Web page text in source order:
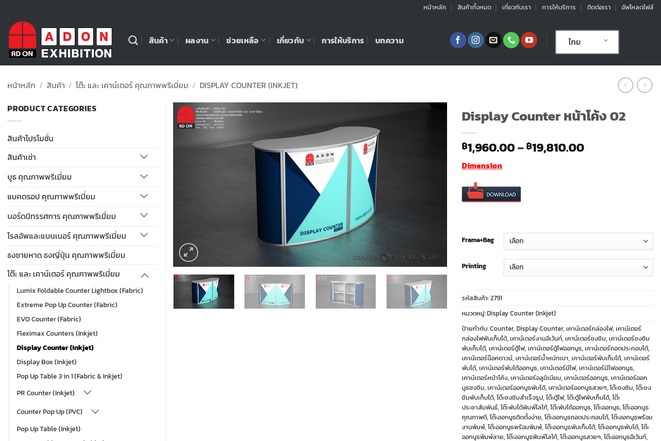
หน้าหลัก สินค้าทั้งหมด เกี่ยวกับเรา การให้บริการ ติดต่อเรา อัพโหลดไฟล์
สินค้า ผลงาน ช่วยเหลือ เกี่ยวกับ การให้บริการ บทความ ไทย
หน้าหลัก / สินค้า / โต๊ะ และ เคาน์เตอร์ คุณภาพพรีเมี่ยม / DISPLAY COUNTER (INKJET)
PRODUCT CATEGORIES
สินค้าโปรโมชั่น
สินค้าเช่า
บูธ คุณภาพพรีเมี่ยม
แบคดรอป คุณภาพพรีเมี่ยม
บอร์ดนิทรรศการ คุณภาพพรีเมี่ยม
โรลอัพและแบนเนอร์ คุณภาพพรีเมี่ยม
ธงชายหาด ธงญี่ปุ่น คุณภาพพรีเมี่ยม
โต๊ะ และ เคาน์เตอร์ คุณภาพพรีเมี่ยม
Lumix Foldable Counter Lightbox (Fabric)
Extreme Pop Up Counter (Fabric)
EVO Counter (Fabric)
Fleximax Counters (Inkjet)
Display Counter (Inkjet)
Display Box (Inkjet)
Pop Up Table 3 in 1 (Fabric & Inkjet)
PR Counter (Inkjet)
Counter Pop Up (PVC)
Pop Up Table (Inkjet)
Display Counter หน้าโค้ง 02
฿1,960.00– ฿19,810.00Price
Dimension
Frame+Bag
Printing
รหัสสินค้า:2791
หมวดหมู่:Display Counter (Inkjet)
ป้ายกำกับ:Counter,Display Counter,เคาน์เตอร์กล่องไฟ,เคาน์เตอร์
กล่องไฟพับเก็บได้,เคาน์เตอร์งานอีเว้นท์,เคาน์เตอร์ชงชิม,เคาน์เตอร์ชงชิม
พับเก็บได้,เคาน์เตอร์ตู้ไฟ,เคาน์เตอร์ตู้ไฟออกบูธ,เคาน์เตอร์ถอดประกอบได้,
เคาน์เตอร์น็อคดาวน์,เคาน์เตอร์น้ำหนักเบา,เคาน์เตอร์พับเก็บได้,เคาน์เตอร์
พับได้,เคาน์เตอร์พับได้ออกบูธ,เคาน์เตอร์มีไฟ,เคาน์เตอร์มีไฟออกบูธ,
เคาน์เตอร์หน้าโค้ง,เคาน์เตอร์อลูมิเนียม,เคาน์เตอร์ออกบูธ,เคาน์เตอร์ออก
บูธชงชิม,เคาน์เตอร์ออกบูธพับได้,เคาน์เตอร์ออกบูธสวยๆ,โต๊ะชงชิม,โต๊ะชง
ชิมพับเก็บได้,โต๊ะชงชิมสำเร็จรูป,โต๊ะตู้ไฟ,โต๊ะตู้ไฟพับเก็บได้,โต๊ะ
ประชาสัมพันธ์,โต๊ะพับได้พิมพ์โลโก้,โต๊ะพับได้ออกบูธ,โต๊ะออกบูธ,โต๊ะออกบูธ
คุณภาพดี,โต๊ะออกบูธติดตั้งง่าย,โต๊ะออกบูธถอดประกอบได้,โต๊ะออกบูธพร้อม
งานพิมพ์,โต๊ะออกบูธพร้อมพิมพ์,โต๊ะออกบูธพับเก็บได้,โต๊ะออกบูธพับได้,โต๊ะ
ออกบูธพิมพ์ลาย,โต๊ะออกบูธพิมพ์โลโก้,โต๊ะออกบูธสวยๆ,โต๊ะออกบูธอีเว้นท์,